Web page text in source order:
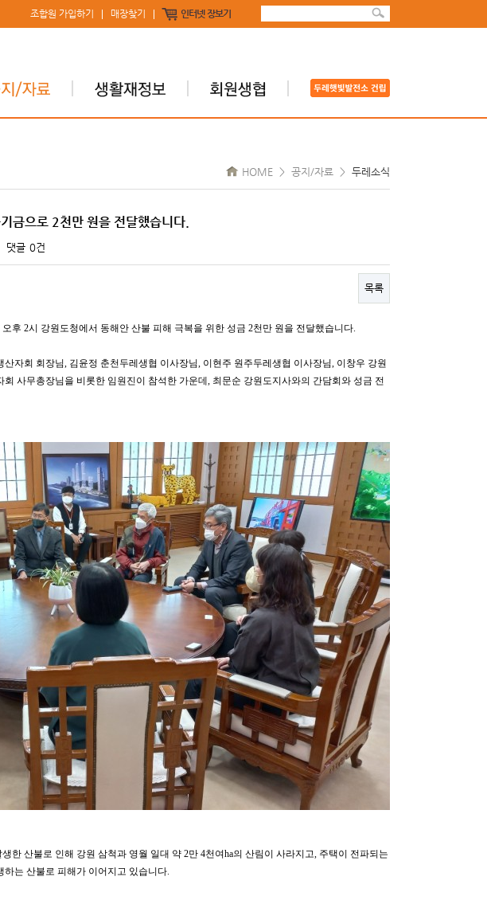
조합원 가입하기 매장찾기 인터넷 장보기
HOME > 공지/자료 > 두레소식
금으로 2천만 원을 전달했습니다.
댓글 0건
목록
후 2시 강원도청에서 동해안 산불 피해 극복을 위한 성금 2천만 원을 전달했습니다.
자회 회장님, 김윤정 춘천두레생협 이사장님, 이현주 원주두레생협 이사장님, 이창우 강원
사무총장님을 비롯한 임원진이 참석한 가운데, 최문순 강원도지사와의 간담회와 성금 전
한 산불로 인해 강원 삼척과 영월 일대 약 2만 4천여ha의 산림이 사라지고, 주택이 전파되는
는 산불로 피해가 이어지고 있습니다.